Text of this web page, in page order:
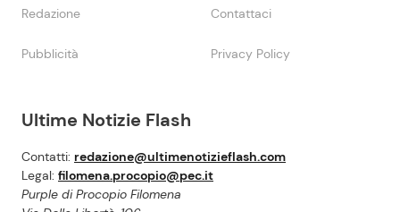
Ultime Notizie Flash
Contatti: redazione@ultimenotizieflash.com
Legal: filomena.procopio@pec.it
Purple di Procopio Filomena
Redazione Contattaci
Pubblicità Privacy Policy